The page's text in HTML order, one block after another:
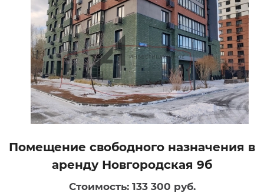
Помещение свободного назначения в
аренду Новгородская 9б
Стоимость: 133 300 руб.